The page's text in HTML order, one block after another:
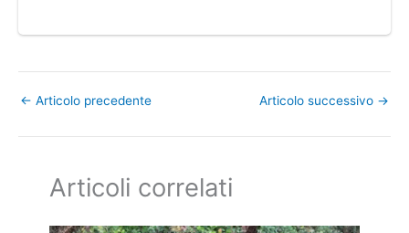
← Articolo precedente Articolo successivo →
Articoli correlati